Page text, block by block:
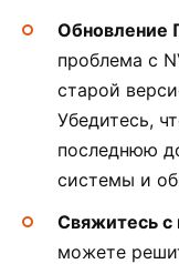
Обновление
проблема с
старой
Убедитесь,
последнюю
системы и
Свяжитесь
можете